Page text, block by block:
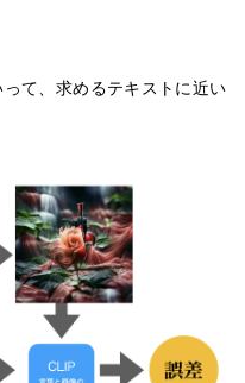
て、求めるテキストに近い